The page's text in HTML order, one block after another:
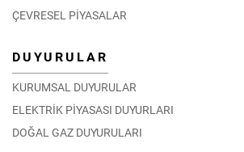
ÇEVRESEL PİYASALAR
DUYURULAR
KURUMSAL DUYURULAR
ELEKTRİK PİYASASI DUYURLARI
DOĞAL GAZ DUYURULARI